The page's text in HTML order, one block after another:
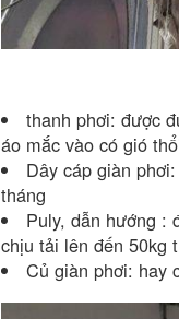
thanh phơi: được
áo mắc vào có gió
Dây cáp giàn
tháng
Puly, dẫn hướng :
chịu tải lên đến 50kg
Củ giàn phơi: hay